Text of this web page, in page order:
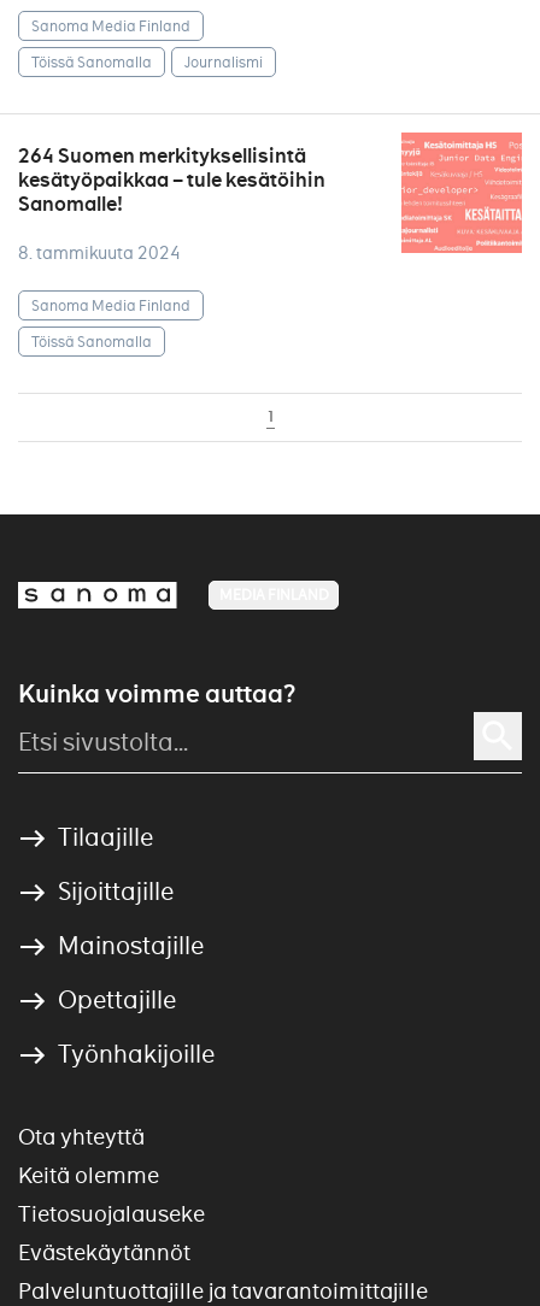
Sanoma Media Finland
Töissä Sanomalla
Journalismi
264 Suomen merkityksellisintä
kesätyöpaikkaa – tule kesätöihin
Sanomalle!
8. tammikuuta 2024
Sanoma Media Finland
Töissä Sanomalla
1
Kuinka voimme auttaa?
Tilaajille
Sijoittajille
Mainostajille
Opettajille
Työnhakijoille
Ota yhteyttä
Keitä olemme
Tietosuojalauseke
Evästekäytännöt
Palveluntuottajille ja tavarantoimittajille